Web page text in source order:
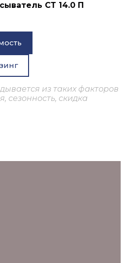
СТ 14.0 П
из таких факторов
сезонность, скидка